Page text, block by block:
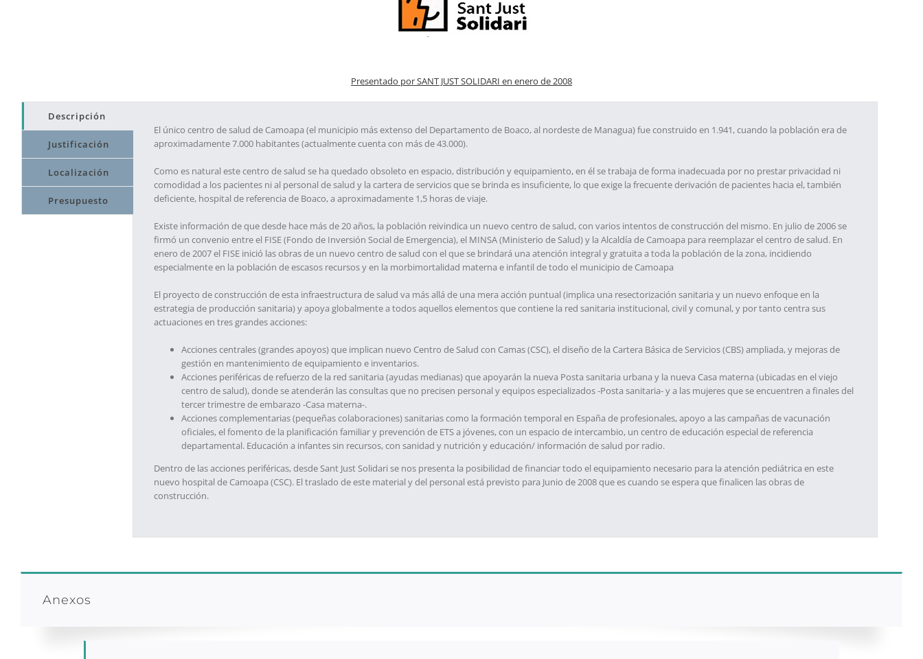
Presentado por SANT JUST SOLIDARI en enero de 2008
Descripción
Justificación
Localización
Presupuesto
El único centro de salud de Camoapa (el municipio más extenso del Departamento de Boaco, al nordeste de Managua) fue construido en 1.941, cuando la población era de
aproximadamente 7.000 habitantes (actualmente cuenta con más de 43.000).
Como es natural este centro de salud se ha quedado obsoleto en espacio, distribución y equipamiento, en él se trabaja de forma inadecuada por no prestar privacidad ni
comodidad a los pacientes ni al personal de salud y la cartera de servicios que se brinda es insuficiente, lo que exige la frecuente derivación de pacientes hacia el, también
deficiente, hospital de referencia de Boaco, a aproximadamente 1,5 horas de viaje.
Existe información de que desde hace más de 20 años, la población reivindica un nuevo centro de salud, con varios intentos de construcción del mismo. En julio de 2006 se
firmó un convenio entre el FISE (Fondo de Inversión Social de Emergencia), el MINSA (Ministerio de Salud) y la Alcaldía de Camoapa para reemplazar el centro de salud. En
enero de 2007 el FISE inició las obras de un nuevo centro de salud con el que se brindará una atención integral y gratuita a toda la población de la zona, incidiendo
especialmente en la población de escasos recursos y en la morbimortalidad materna e infantil de todo el municipio de Camoapa
El proyecto de construcción de esta infraestructura de salud va más allá de una mera acción puntual (implica una resectorización sanitaria y un nuevo enfoque en la
estrategia de producción sanitaria) y apoya globalmente a todos aquellos elementos que contiene la red sanitaria institucional, civil y comunal, y por tanto centra sus
actuaciones en tres grandes acciones:
Acciones centrales (grandes apoyos) que implican nuevo Centro de Salud con Camas (CSC), el diseño de la Cartera Básica de Servicios (CBS) ampliada, y mejoras de
gestión en mantenimiento de equipamiento e inventarios.
Acciones periféricas de refuerzo de la red sanitaria (ayudas medianas) que apoyarán la nueva Posta sanitaria urbana y la nueva Casa materna (ubicadas en el viejo
centro de salud), donde se atenderán las consultas que no precisen personal y equipos especializados -Posta sanitaria- y a las mujeres que se encuentren a finales del
tercer trimestre de embarazo -Casa materna-.
Acciones complementarias (pequeñas colaboraciones) sanitarias como la formación temporal en España de profesionales, apoyo a las campañas de vacunación
oficiales, el fomento de la planificación familiar y prevención de ETS a jóvenes, con un espacio de intercambio, un centro de educación especial de referencia
departamental. Educación a infantes sin recursos, con sanidad y nutrición y educación/ información de salud por radio.
Dentro de las acciones periféricas, desde Sant Just Solidari se nos presenta la posibilidad de financiar todo el equipamiento necesario para la atención pediátrica en este
nuevo hospital de Camoapa (CSC). El traslado de este material y del personal está previsto para Junio de 2008 que es cuando se espera que finalicen las obras de
construcción.
Anexos